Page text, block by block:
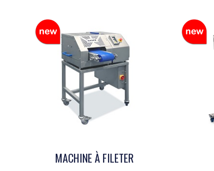
MACHINE À FILETER